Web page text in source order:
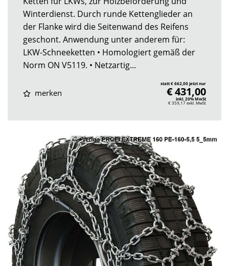
Winterdienst. Durch runde Kettenglieder an
der Flanke wird die Seitenwand des Reifens
geschont. Anwendung unter anderem für:
LKW-Schneeketten • Homologiert gemäß der
Norm ON V5119. • Netzartig...
merken
statt € 662,00 jetzt nur
€ 431,00
inkl. 20% MwSt
€ 359,17exkl. MwSt